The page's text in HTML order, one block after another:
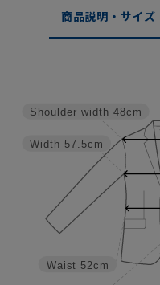
商品説明・サイズ
Waist 52cm
Width 57.5cm
Shoulder width 48cm